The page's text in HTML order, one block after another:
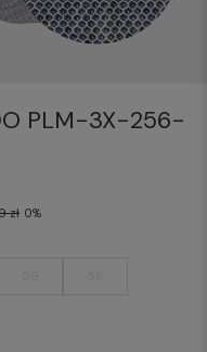
PLM-3X-256-
zł 0%